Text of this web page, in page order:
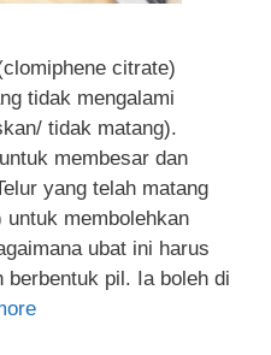
citrate)
tidak mengalami
tidak matang).
membesar dan
yang telah matang
membolehkan
ubat ini harus
berbentuk pil. Ia boleh di